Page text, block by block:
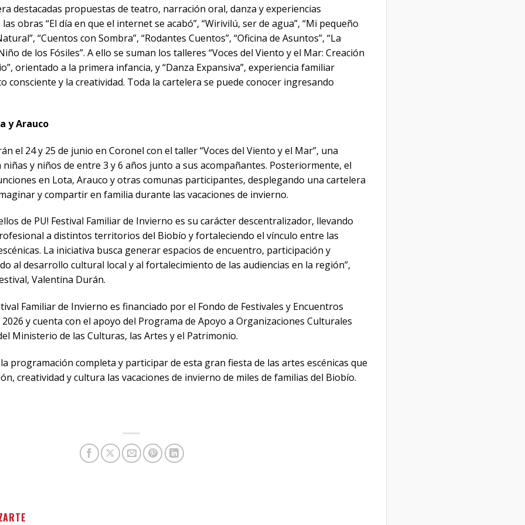
destacadas propuestas de teatro, narración oral, danza y experiencias
obras “El día en que el internet se acabó”, “Wirivilú, ser de agua”, “Mi pequeño
“Cuentos con Sombra”, “Rodantes Cuentos”, “Oficina de Asuntos”, “La
de los Fósiles”. A ello se suman los talleres “Voces del Viento y el Mar: Creación
orientado a la primera infancia, y “Danza Expansiva”, experiencia familiar
consciente y la creatividad. Toda la cartelera se puede conocer ingresando
y Arauco
el 24 y 25 de junio en Coronel con el taller “Voces del Viento y el Mar”, una
y niños de entre 3 y 6 años junto a sus acompañantes. Posteriormente, el
en Lota, Arauco y otras comunas participantes, desplegando una cartelera
y compartir en familia durante las vacaciones de invierno.
de PU! Festival Familiar de Invierno es su carácter descentralizador, llevando
a distintos territorios del Biobío y fortaleciendo el vínculo entre las
La iniciativa busca generar espacios de encuentro, participación y
al desarrollo cultural local y al fortalecimiento de las audiencias en la región”,
Valentina Durán.
Familiar de Invierno es financiado por el Fondo de Festivales y Encuentros
y cuenta con el apoyo del Programa de Apoyo a Organizaciones Culturales
Ministerio de las Culturas, las Artes y el Patrimonio.
programación completa y participar de esta gran fiesta de las artes escénicas que
creatividad y cultura las vacaciones de invierno de miles de familias del Biobío.